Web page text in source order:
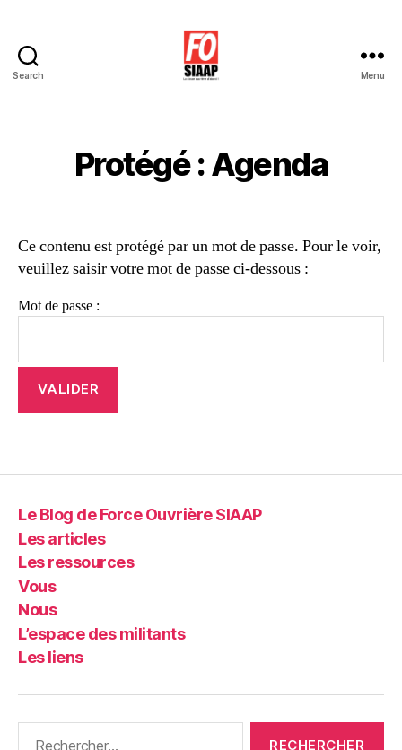
Search
Force
Ouvrière
Menu
Protégé : Agenda
Ce contenu est protégé par un mot de passe. Pour le voir,
veuillez saisir votre mot de passe ci-dessous :
Mot de passe :
Le Blog de Force Ouvrière SIAAP
Les articles
Les ressources
Vous
Nous
L’espace des militants
Les liens